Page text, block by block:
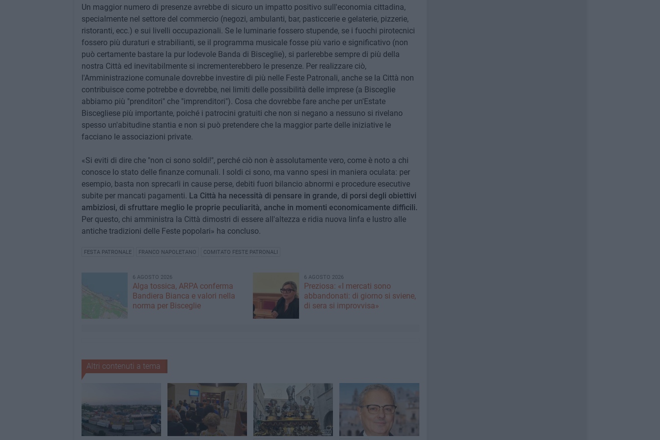
Un maggior numero di presenze avrebbe di sicuro un impatto positivo sull'economia cittadina,
specialmente nel settore del commercio (negozi, ambulanti, bar, pasticcerie e gelaterie, pizzerie,
ristoranti, ecc.) e sui livelli occupazionali. Se le luminarie fossero stupende, se i fuochi pirotecnici
fossero più duraturi e strabilianti, se il programma musicale fosse più vario e significativo (non
può certamente bastare la pur lodevole Banda di Bisceglie), si parlerebbe sempre di più della
nostra Città ed inevitabilmente si incrementerebbero le presenze. Per realizzare ciò,
l'Amministrazione comunale dovrebbe investire di più nelle Feste Patronali, anche se la Città non
contribuisce come potrebbe e dovrebbe, nei limiti delle possibilità delle imprese (a Bisceglie
abbiamo più "prenditori" che "imprenditori"). Cosa che dovrebbe fare anche per un'Estate
Biscegliese più importante, poiché i patrocini gratuiti che non si negano a nessuno si rivelano
spesso un'abitudine stantia e non si può pretendere che la maggior parte delle iniziative le
facciano le associazioni private.
«Si eviti di dire che "non ci sono soldi!", perché ciò non è assolutamente vero, come è noto a chi
conosce lo stato delle finanze comunali. I soldi ci sono, ma vanno spesi in maniera oculata: per
esempio, basta non sprecarli in cause perse, debiti fuori bilancio abnormi e procedure esecutive
subite per mancati pagamenti. La Città ha necessità di pensare in grande, di porsi degli obiettivi
ambiziosi, di sfruttare meglio le proprie peculiarità, anche in momenti economicamente difficili.
Per questo, chi amministra la Città dimostri di essere all'altezza e ridia nuova linfa e lustro alle
antiche tradizioni delle Feste popolari» ha concluso.
FESTA PATRONALE FRANCO NAPOLETANO COMITATO FESTE PATRONALI
6 AGOSTO 2026
Alga tossica, ARPA conferma
Bandiera Bianca e valori nella
norma per Bisceglie
6 AGOSTO 2026
Preziosa: «I mercati sono
abbandonati: di giorno si sviene,
di sera si improvvisa»
Altri contenuti a tema